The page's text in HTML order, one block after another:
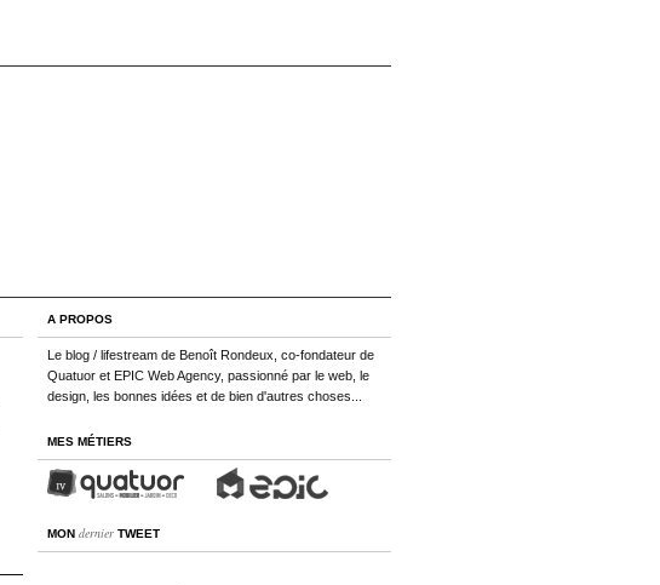
A PROPOS
Le blog / lifestream de Benoît Rondeux, co-fondateur de
Quatuor et EPIC Web Agency, passionné par le web, le
design, les bonnes idées et de bien d'autres choses...
MES MÉTIERS
MON dernier TWEET